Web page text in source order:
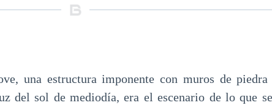
una estructura imponente con muros de
del sol de mediodía, era el escenario de lo que